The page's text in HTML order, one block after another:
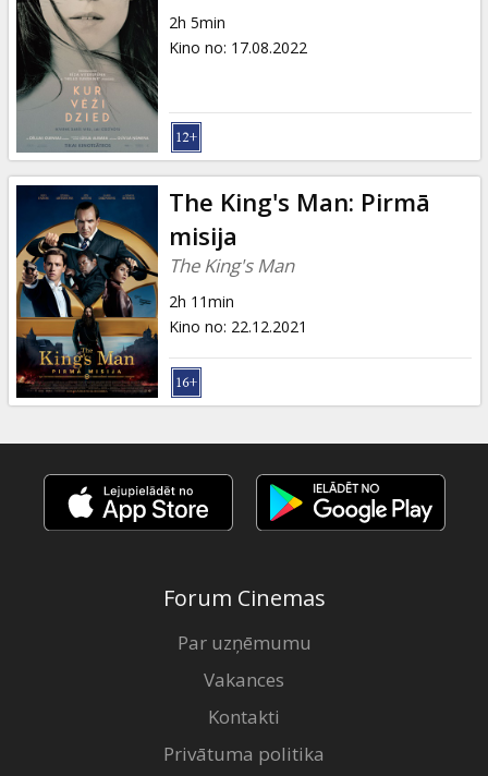
2h 5min
Kino no: 17.08.2022
The King's Man: Pirmā
misija
The King's Man
2h 11min
Kino no: 22.12.2021
Forum Cinemas
Par uzņēmumu
Vakances
Kontakti
Privātuma politika